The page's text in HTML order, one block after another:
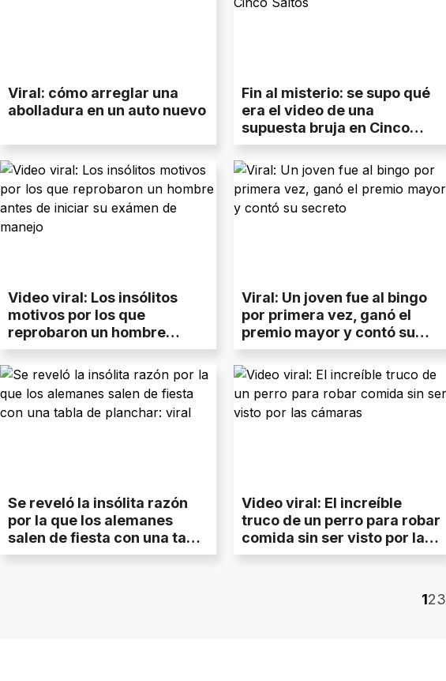
Viral: cómo arreglar una
abolladura en un auto nuevo
Fin al misterio: se supo qué
era el video de una
supuesta bruja en Cinco
Saltos
Video viral: Los insólitos
motivos por los que
reprobaron un hombre
antes de iniciar su exámen
de manejo
Viral: Un joven fue al bingo
por primera vez, ganó el
premio mayor y contó su
secreto
Se reveló la insólita razón
por la que los alemanes
salen de fiesta con una tabla
de planchar: viral
Video viral: El increíble
truco de un perro para robar
comida sin ser visto por las
cámaras
123